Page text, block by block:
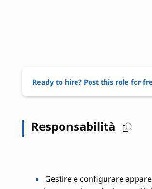
Ready to hire? Post this role for
Responsabilità
Gestire e configurare